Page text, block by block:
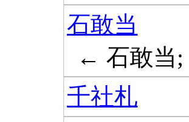
石敢当
← 石敢当;
千社札